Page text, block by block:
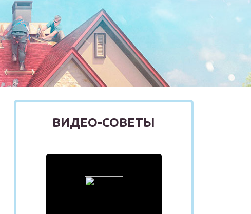
ВИДЕО-СОВЕТЫ